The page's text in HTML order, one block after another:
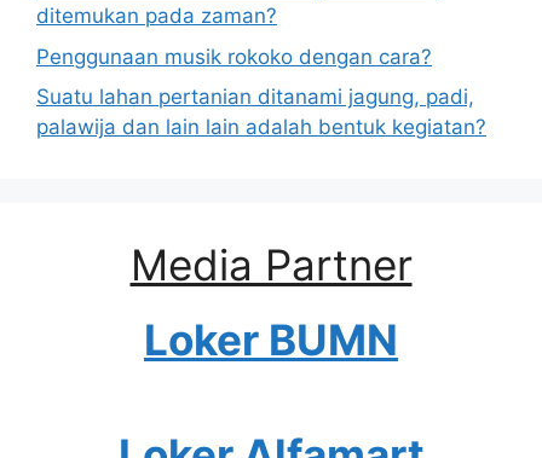
ditemukan pada zaman?
Penggunaan musik rokoko dengan cara?
Suatu lahan pertanian ditanami jagung, padi,
palawija dan lain lain adalah bentuk kegiatan?
Media Partner
Loker BUMN